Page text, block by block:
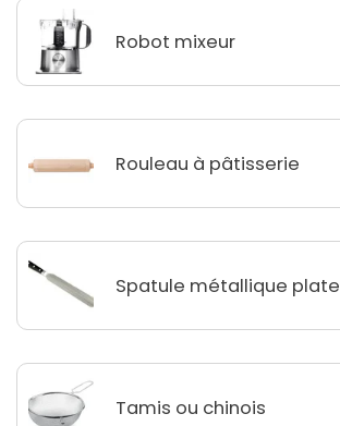
Robot mixeur
Rouleau à pâtisserie
Spatule métallique plate
Tamis ou chinois